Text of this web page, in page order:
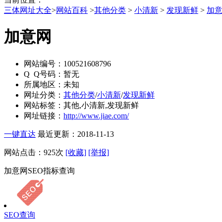
三体网址大全>网站百科 >其他分类 > 小清新 > 发现新鲜 > 加
加意网
网站编号： 100521608796
Q Q号码： 暂无
所属地区： 未知
网址分类： 其他分类/小清新/发现新鲜
网站标签： 其他,小清新,发现新鲜
网址链接： http://www.jiae.com/
一键直达 最近更新：2018-11-13
网站点击： 925次 [收藏] [举报]
加意网SEO指标查询
SEO查询